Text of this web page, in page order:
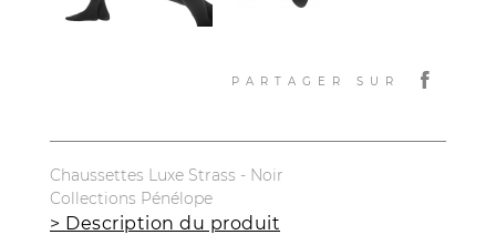
PARTAGER SUR
Chaussettes Luxe Strass - Noir
Collections Pénélope
> Description du produit